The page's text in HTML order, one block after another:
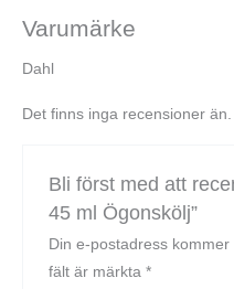
Varumärke
Dahl
Det finns inga recensioner än.
Bli först med att
45 ml Ögonskölj”
Din e-postadress kommer
fält är märkta *